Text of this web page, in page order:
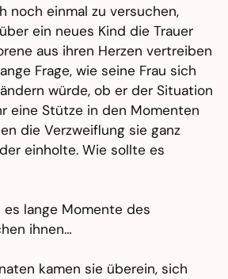
noch einmal zu versuchen,
ein neues Kind die Trauer
aus ihren Herzen vertreiben
Frage, wie seine Frau sich
würde, ob er der Situation
eine Stütze in den Momenten
die Verzweiflung sie ganz
einholte. Wie sollte es
lange Momente des
ihnen…
kamen sie überein, sich